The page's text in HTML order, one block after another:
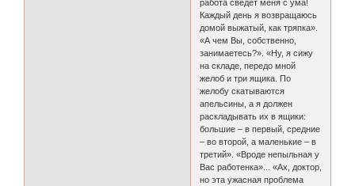
работа сведет меня с ума!
Каждый день я возвращаюсь
домой выжатый, как тряпка».
«А чем Вы, собственно,
занимаетесь?». «Ну, я сижу
на складе, передо мной
желоб и три ящика. По
желобу скатываются
апельсины, а я должен
раскладывать их в ящики:
большие – в первый, средние
– во второй, а маленькие – в
третий». «Вроде непыльная у
Вас работенка»... «Ах, доктор,
но эта ужасная проблема